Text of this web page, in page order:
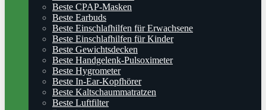
Beste CPAP-Masken
Beste Earbuds
Beste Einschlafhilfen für Erwachsene
Beste Einschlafhilfen für Kinder
Beste Gewichtsdecken
Beste Handgelenk-Pulsoximeter
Beste Hygrometer
Beste In-Ear-Kopfhörer
Beste Kaltschaummatratzen
Beste Luftfilter